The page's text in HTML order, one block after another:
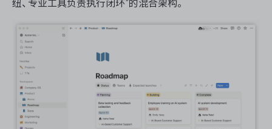
纽、专业工具负责执行闭环”的混合架构。